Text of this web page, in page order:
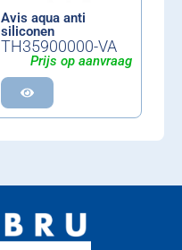
Avis aqua anti
siliconen
TH35900000-VA
Prijs op aanvraag